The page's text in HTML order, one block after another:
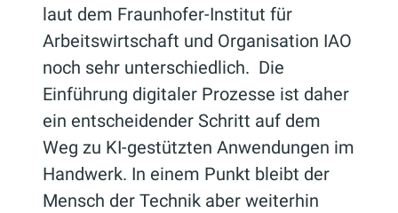
laut dem Fraunhofer-Institut für
Arbeitswirtschaft und Organisation IAO
noch sehr unterschiedlich. Die
Einführung digitaler Prozesse ist daher
ein entscheidender Schritt auf dem
Weg zu KI-gestützten Anwendungen im
Handwerk. In einem Punkt bleibt der
Mensch der Technik aber weiterhin